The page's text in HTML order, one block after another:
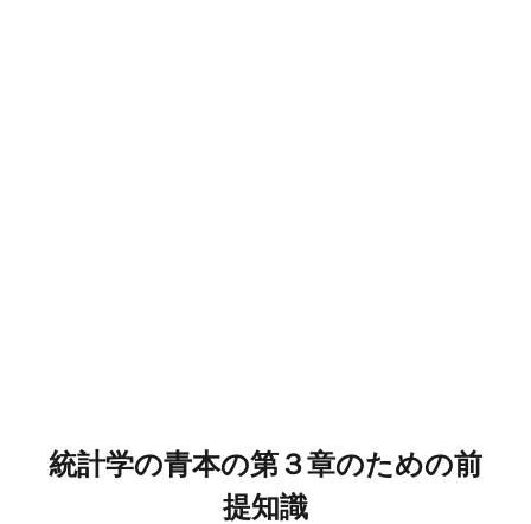
統計学の青本の第３章のための前
提知識